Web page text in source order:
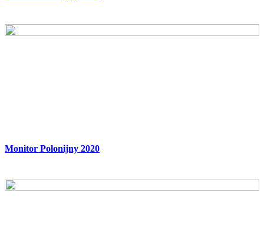
Monitor Polonijny 2020